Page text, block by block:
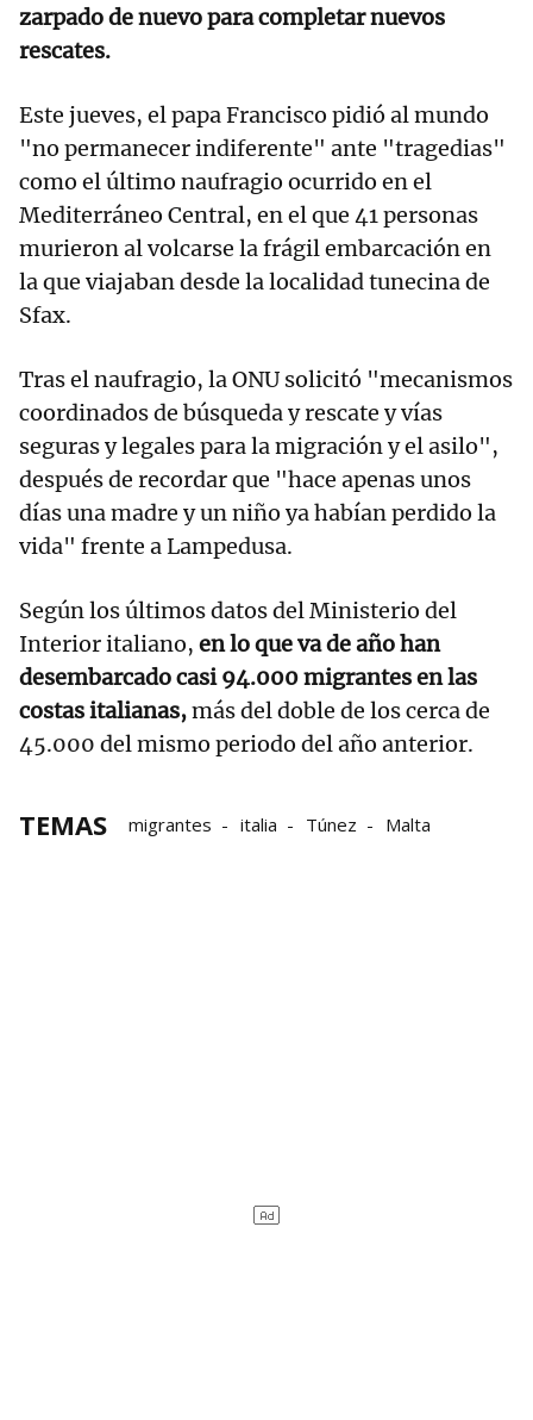
zarpado de nuevo para completar nuevos
rescates.
Este jueves, el papa Francisco pidió al mundo
"no permanecer indiferente" ante "tragedias"
como el último naufragio ocurrido en el
Mediterráneo Central, en el que 41 personas
murieron al volcarse la frágil embarcación en
la que viajaban desde la localidad tunecina de
Sfax.
Tras el naufragio, la ONU solicitó "mecanismos
coordinados de búsqueda y rescate y vías
seguras y legales para la migración y el asilo",
después de recordar que "hace apenas unos
días una madre y un niño ya habían perdido la
vida" frente a Lampedusa.
Según los últimos datos del Ministerio del
Interior italiano, en lo que va de año han
desembarcado casi 94.000 migrantes en las
costas italianas,más del doble de los cerca de
45.000 del mismo periodo del año anterior.
TEMAS migrantes italia Túnez Malta